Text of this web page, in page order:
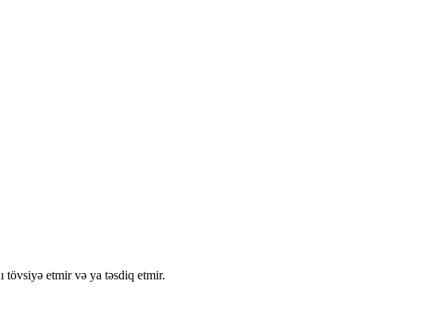
tövsiyə etmir və ya təsdiq etmir.